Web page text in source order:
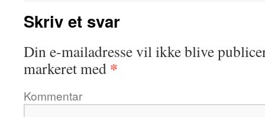
Skriv et svar
Din e-mailadresse vil ikke blive
markeret med *
Kommentar